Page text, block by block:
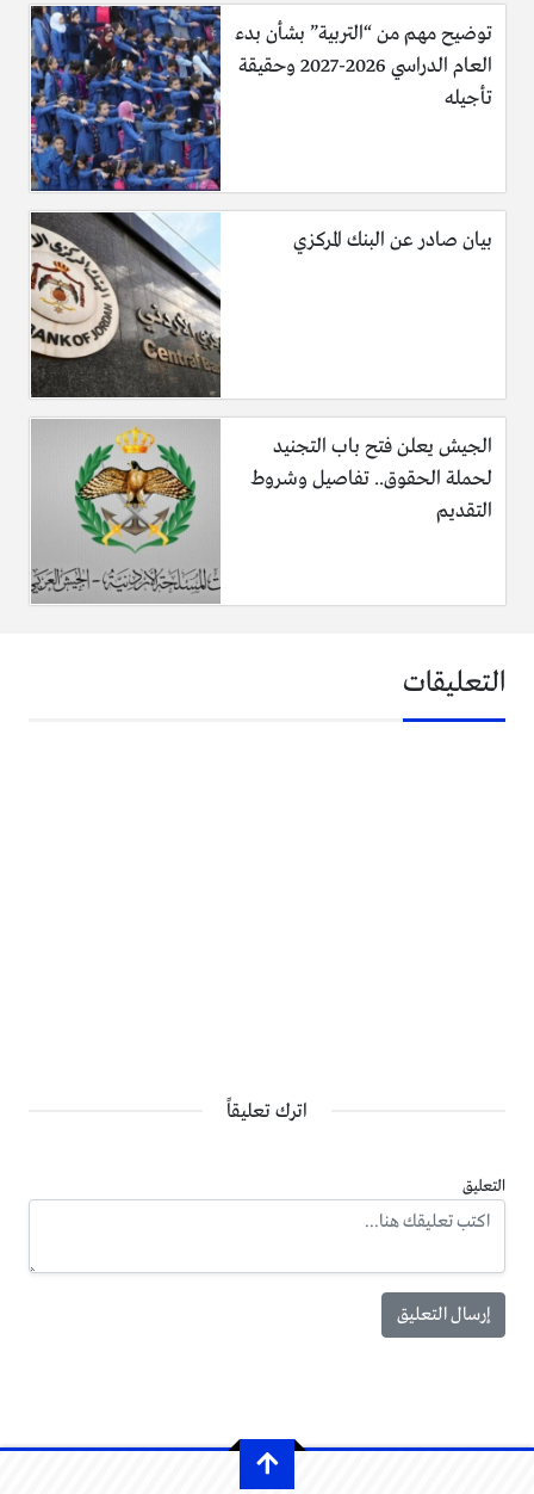
توضيح مهم من “التربية” بشأن بدء
العام الدراسي 2026-2027 وحقيقة
تأجيله
بيان صادر عن البنك المركزي
الجيش يعلن فتح باب التجنيد
لحملة الحقوق.. تفاصيل وشروط
التقديم
التعليقات
اترك تعليقاً
التعليق